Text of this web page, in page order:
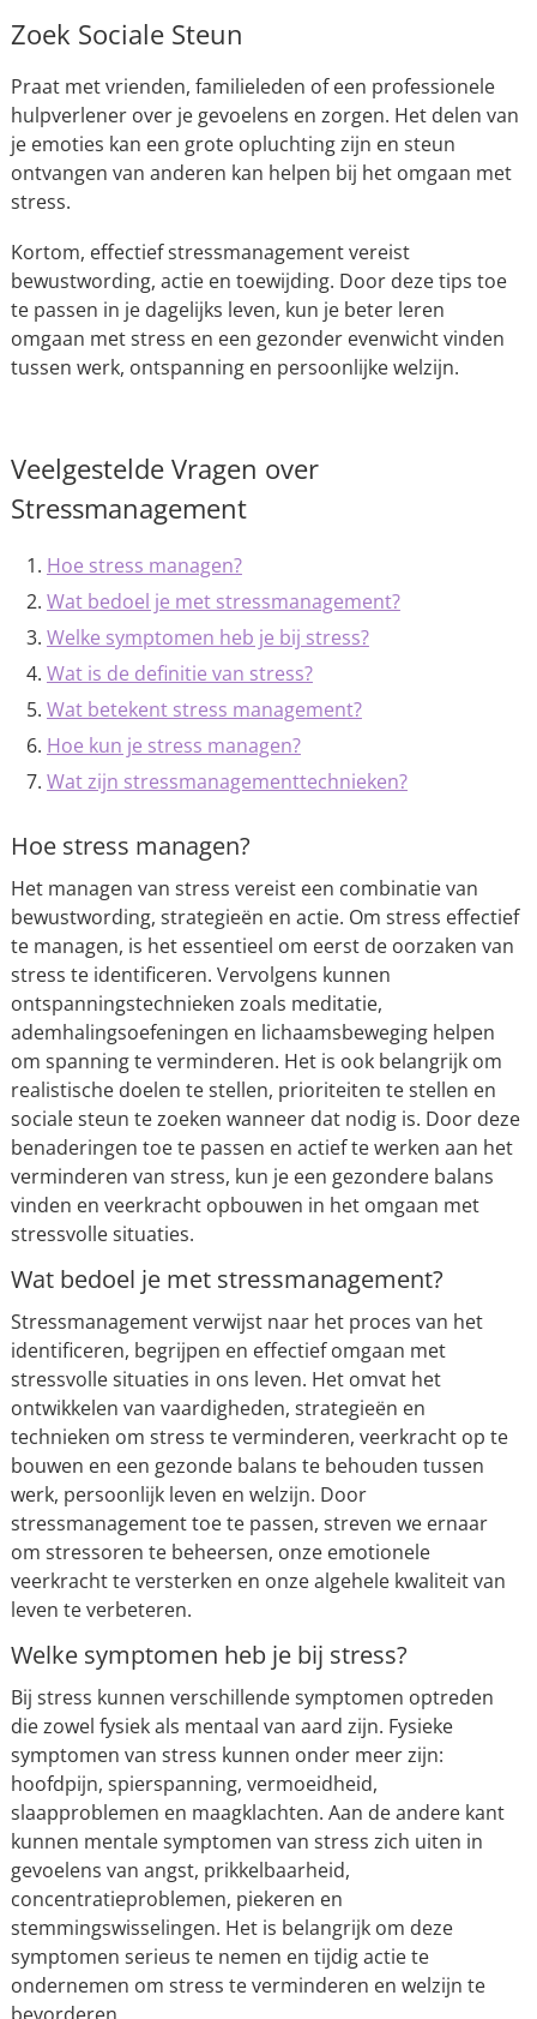
Zoek Sociale Steun
Praat met vrienden, familieleden of een professionele
hulpverlener over je gevoelens en zorgen. Het delen van
je emoties kan een grote opluchting zijn en steun
ontvangen van anderen kan helpen bij het omgaan met
stress.
Kortom, effectief stressmanagement vereist
bewustwording, actie en toewijding. Door deze tips toe
te passen in je dagelijks leven, kun je beter leren
omgaan met stress en een gezonder evenwicht vinden
tussen werk, ontspanning en persoonlijke welzijn.
Veelgestelde Vragen over
Stressmanagement
Hoe stress managen?
Wat bedoel je met stressmanagement?
Welke symptomen heb je bij stress?
Wat is de definitie van stress?
Wat betekent stress management?
Hoe kun je stress managen?
Wat zijn stressmanagementtechnieken?
Hoe stress managen?
Het managen van stress vereist een combinatie van
bewustwording, strategieën en actie. Om stress effectief
te managen, is het essentieel om eerst de oorzaken van
stress te identificeren. Vervolgens kunnen
ontspanningstechnieken zoals meditatie,
ademhalingsoefeningen en lichaamsbeweging helpen
om spanning te verminderen. Het is ook belangrijk om
realistische doelen te stellen, prioriteiten te stellen en
sociale steun te zoeken wanneer dat nodig is. Door deze
benaderingen toe te passen en actief te werken aan het
verminderen van stress, kun je een gezondere balans
vinden en veerkracht opbouwen in het omgaan met
stressvolle situaties.
Wat bedoel je met stressmanagement?
Stressmanagement verwijst naar het proces van het
identificeren, begrijpen en effectief omgaan met
stressvolle situaties in ons leven. Het omvat het
ontwikkelen van vaardigheden, strategieën en
technieken om stress te verminderen, veerkracht op te
bouwen en een gezonde balans te behouden tussen
werk, persoonlijk leven en welzijn. Door
stressmanagement toe te passen, streven we ernaar
om stressoren te beheersen, onze emotionele
veerkracht te versterken en onze algehele kwaliteit van
leven te verbeteren.
Welke symptomen heb je bij stress?
Bij stress kunnen verschillende symptomen optreden
die zowel fysiek als mentaal van aard zijn. Fysieke
symptomen van stress kunnen onder meer zijn:
hoofdpijn, spierspanning, vermoeidheid,
slaapproblemen en maagklachten. Aan de andere kant
kunnen mentale symptomen van stress zich uiten in
gevoelens van angst, prikkelbaarheid,
concentratieproblemen, piekeren en
stemmingswisselingen. Het is belangrijk om deze
symptomen serieus te nemen en tijdig actie te
ondernemen om stress te verminderen en welzijn te